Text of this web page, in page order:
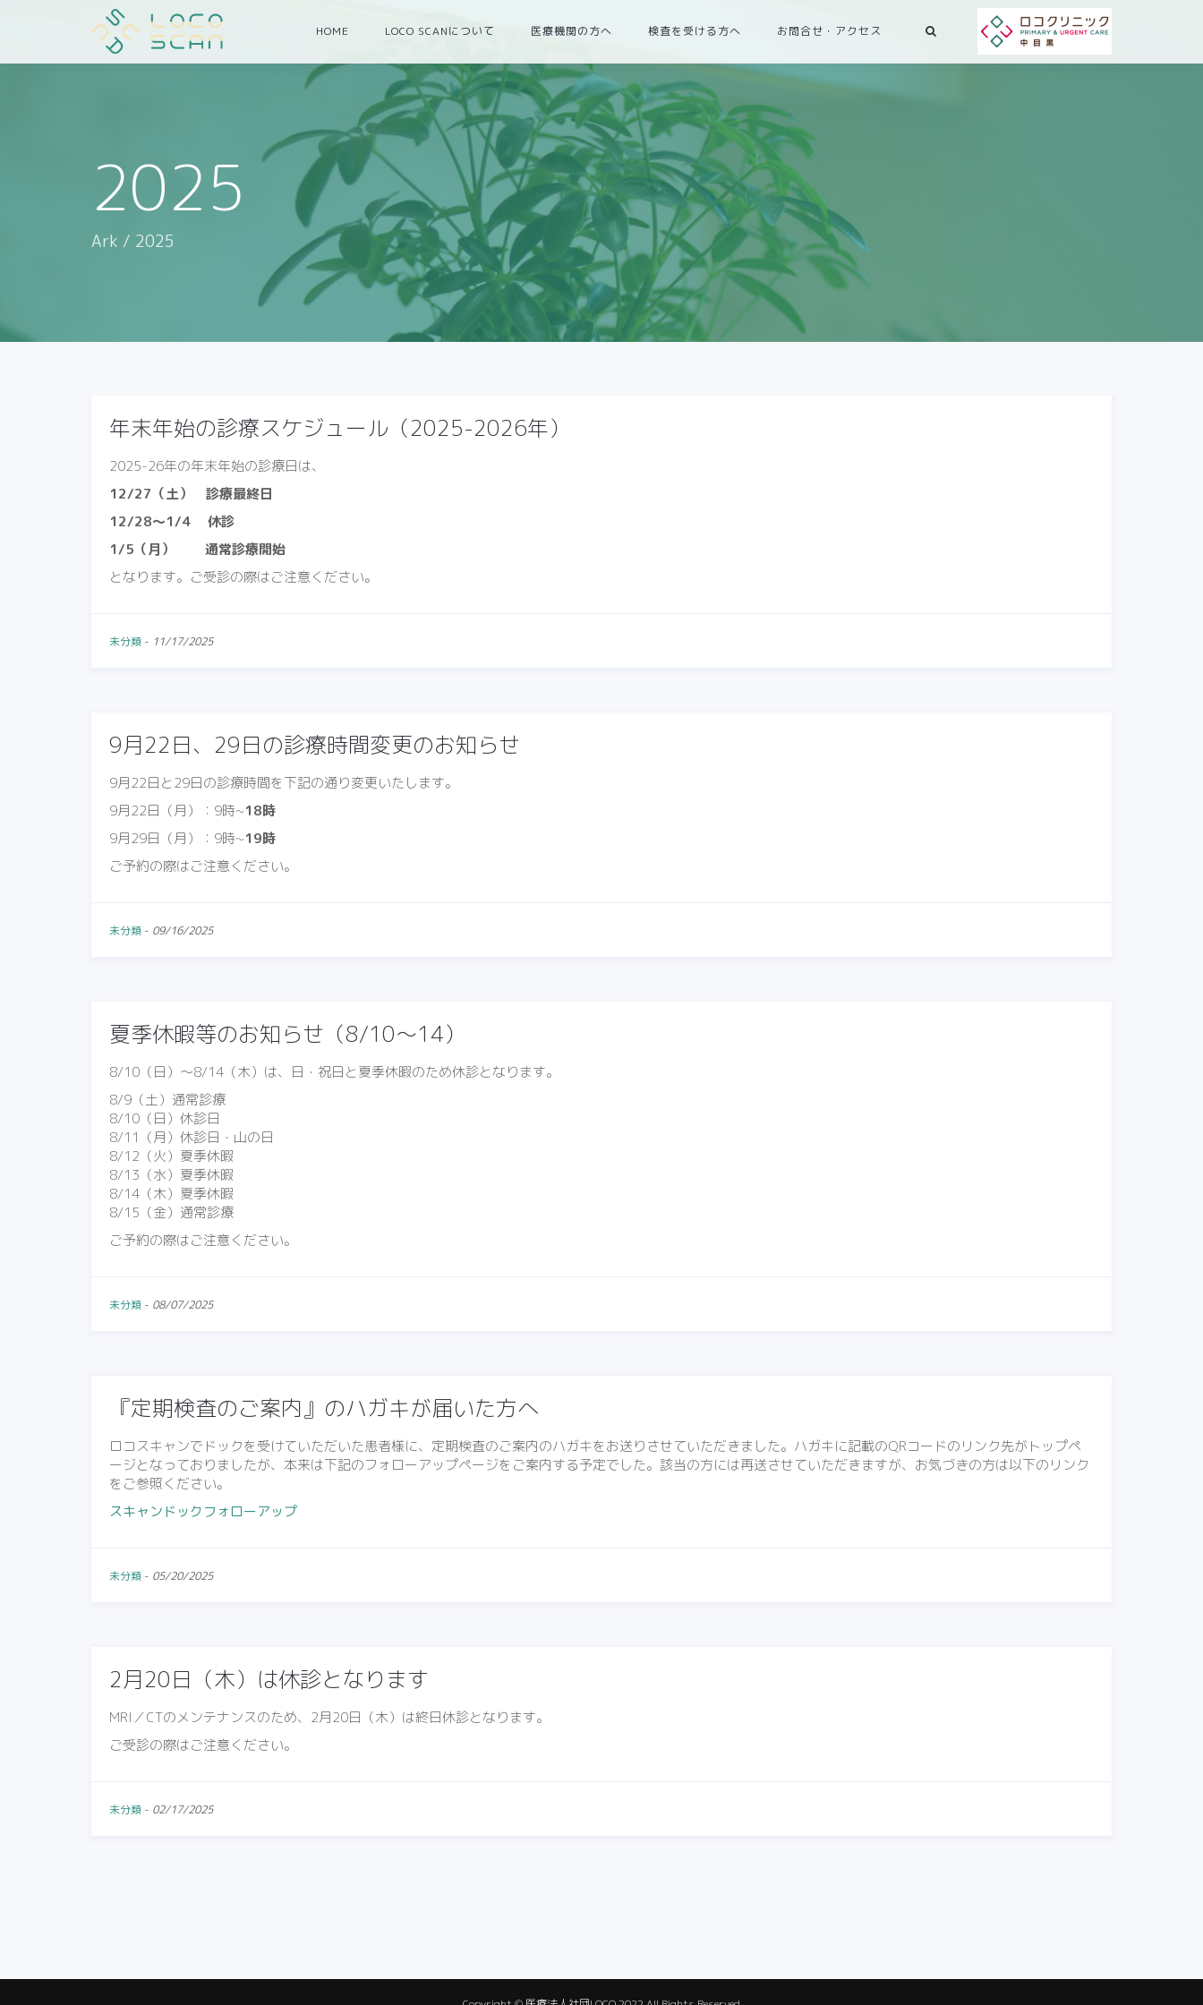
HOME LOCO SCANについて 医療機関の方へ 検査を受ける方へ お問合せ・アクセス
2025
Ark / 2025
年末年始の診療スケジュール（2025-2026年）
2025-26年の年末年始の診療日は、
12/27（土） 診療最終日
12/28〜1/4 休診
1/5（月） 通常診療開始
となります。ご受診の際はご注意ください。
未分類 - 11/17/2025
9月22日、29日の診療時間変更のお知らせ
9月22日と29日の診療時間を下記の通り変更いたします。
9月22日（月）：9時~18時
9月29日（月）：9時~19時
ご予約の際はご注意ください。
未分類 - 09/16/2025
夏季休暇等のお知らせ（8/10〜14）
8/10（日）〜8/14（木）は、日・祝日と夏季休暇のため休診となります。
8/9（土）通常診療
8/10（日）休診日
8/11（月）休診日・山の日
8/12（火）夏季休暇
8/13（水）夏季休暇
8/14（木）夏季休暇
8/15（金）通常診療
ご予約の際はご注意ください。
未分類 - 08/07/2025
『定期検査のご案内』のハガキが届いた方へ
ロコスキャンでドックを受けていただいた患者様に、定期検査のご案内のハガキをお送りさせていただきました。ハガキに記載のQRコードのリンク先がトップペ
ージとなっておりましたが、本来は下記のフォローアップページをご案内する予定でした。該当の方には再送させていただきますが、お気づきの方は以下のリンク
をご参照ください。
スキャンドックフォローアップ
未分類 - 05/20/2025
2月20日（木）は休診となります
MRI／CTのメンテナンスのため、2月20日（木）は終日休診となります。
ご受診の際はご注意ください。
未分類 - 02/17/2025